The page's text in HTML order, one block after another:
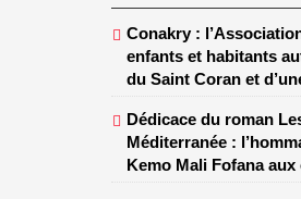
Conakry :
enfants et habitants
du Saint Coran et
Dédicace du roman
Méditerranée :
Kemo Mali Fofana aux